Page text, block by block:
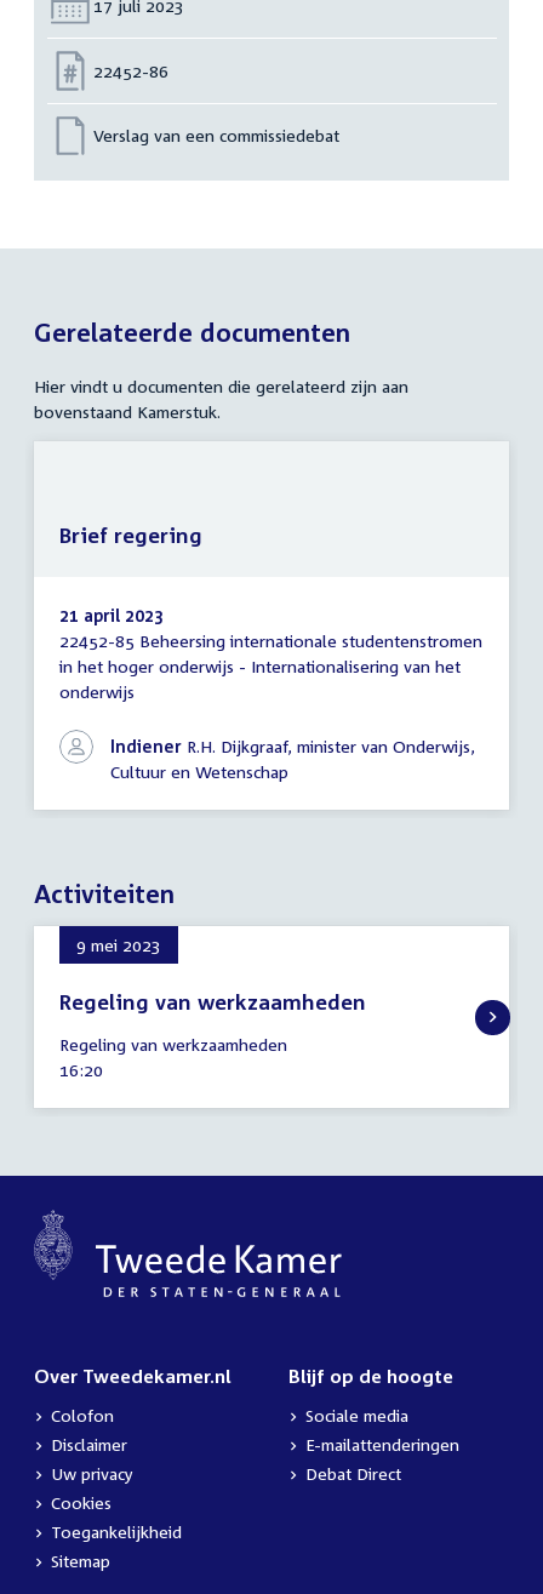
Datum:
17 juli 2023
Nummer:
22452-86
Verslag van een commissiedebat
Gerelateerde documenten
Hier vindt u documenten die gerelateerd zijn aan
bovenstaand Kamerstuk.
Brief
regering
21 april 2023
22452-85 Beheersing internationale studentenstromen
in het hoger onderwijs - Internationalisering van het
onderwijs
Indiener R.H. Dijkgraaf, minister van Onderwijs,
Cultuur en Wetenschap
Brief regering
Activiteiten
9 mei 2023
Regeling van werkzaamheden
mei
2023
Regeling van werkzaamheden
Tijd
16:20
Over Tweedekamer.nl
Colofon
Disclaimer
Uw privacy
Cookies
Toegankelijkheid
Sitemap
Blijf op de hoogte
Sociale media
E-mailattenderingen
Debat Direct